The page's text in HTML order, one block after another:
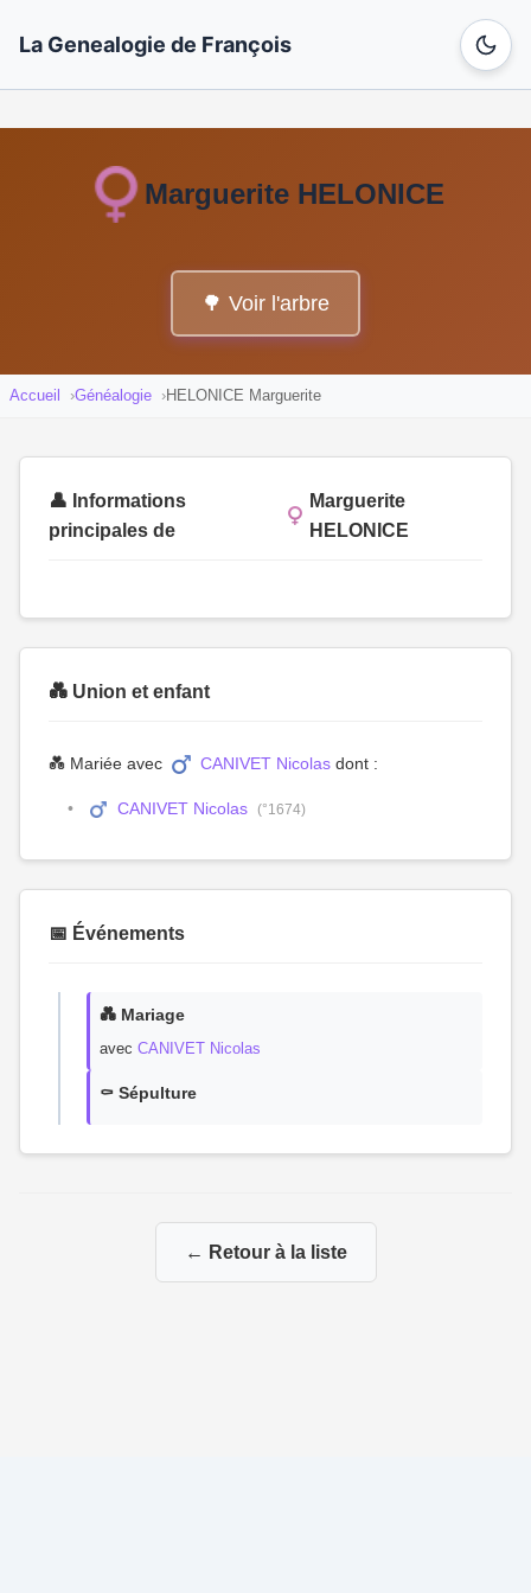
La Genealogie de François
Marguerite HELONICE
🌳 Voir l'arbre
Accueil Généalogie HELONICE Marguerite
👤 Informations
principales de
Marguerite
HELONICE
💑 Union et enfant
💑 Mariée avec CANIVET Nicolas dont :
CANIVET Nicolas (°1674)
📅 Événements
💑 Mariage
avec CANIVET Nicolas
⚰️ Sépulture
← Retour à la liste